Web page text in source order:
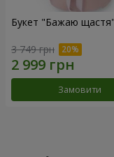
Букет "Бажаю щастя"
3 749 грн
Замовити